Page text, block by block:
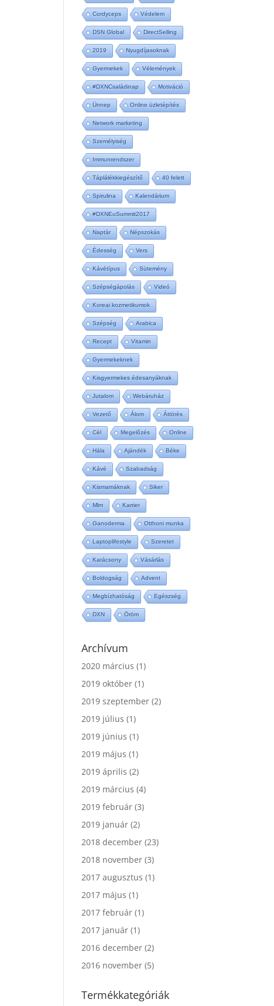
Cordyceps Védelem
DSN Global DirectSelling
2019 Nyugdíjasoknak
Gyermekek Vélemények
#DXNCsaládinap Motiváció
Ünnep Online üzletépítés
Network marketing
Személyiség
Immunrendszer
Táplálékkiegészítő 40 felett
Spirulina Kalendárium
#DXNEuSummit2017
Naptár Népszokás
Édesség Vers
Kávétípus Sütemény
Szépségápolás Videó
Koreai kozmetikumok
Szépség Arabica
Recept Vitamin
Gyermekeknek
Kisgyermekes édesanyáknak
Jutalom Webáruház
Vezető Álom Áttörés
Cél Megelőzés Online
Hála Ajándék Béke
Kávé Szabadság
Kismamáknak Siker
Mlm Karrier
Ganoderma Otthoni munka
Laptoplifestyle Szeretet
Karácsony Vásárlás
Boldogság Advent
Megbízhatóság Egészség
DXN Öröm
Archívum
2020 március (1)
2019 október (1)
2019 szeptember (2)
2019 július (1)
2019 június (1)
2019 május (1)
2019 április (2)
2019 március (4)
2019 február (3)
2019 január (2)
2018 december (23)
2018 november (3)
2017 augusztus (1)
2017 május (1)
2017 február (1)
2017 január (1)
2016 december (2)
2016 november (5)
Termékkategóriák